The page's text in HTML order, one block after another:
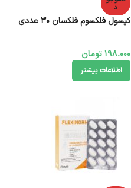
د
کپسول فلکسوم فلکسان 30 عددی
198.000تومان
اطلاعات بیشتر